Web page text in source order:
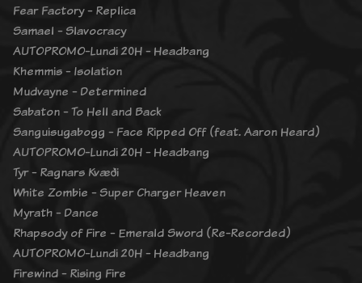
Fear Factory - Replica
Samael - Slavocracy
AUTOPROMO-Lundi 20H - Headbang
Khemmis - Isolation
Mudvayne - Determined
Sabaton - To Hell and Back
Sanguisugabogg - Face Ripped Off (feat. Aaron Heard)
AUTOPROMO-Lundi 20H - Headbang
Tyr - Ragnars Kvæði
White Zombie - Super Charger Heaven
Myrath - Dance
Rhapsody of Fire - Emerald Sword (Re-Recorded)
AUTOPROMO-Lundi 20H - Headbang
Firewind - Rising Fire